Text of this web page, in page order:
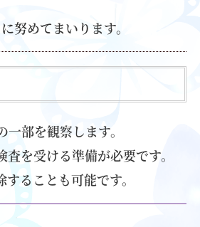
努めてまいります。
部を観察します。
を受ける準備が必要です。
ることも可能です。